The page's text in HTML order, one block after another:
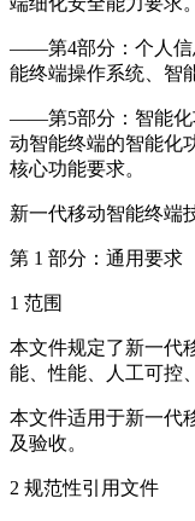
——第4部分：个人信
能终端操作系统、智
——第5部分：智能化
动智能终端的智能化
核心功能要求。
新一代移动智能终端
第 1 部分：通用要求
1 范围
本文件规定了新一代
能、性能、人工可控
本文件适用于新一代
及验收。
2 规范性引用文件